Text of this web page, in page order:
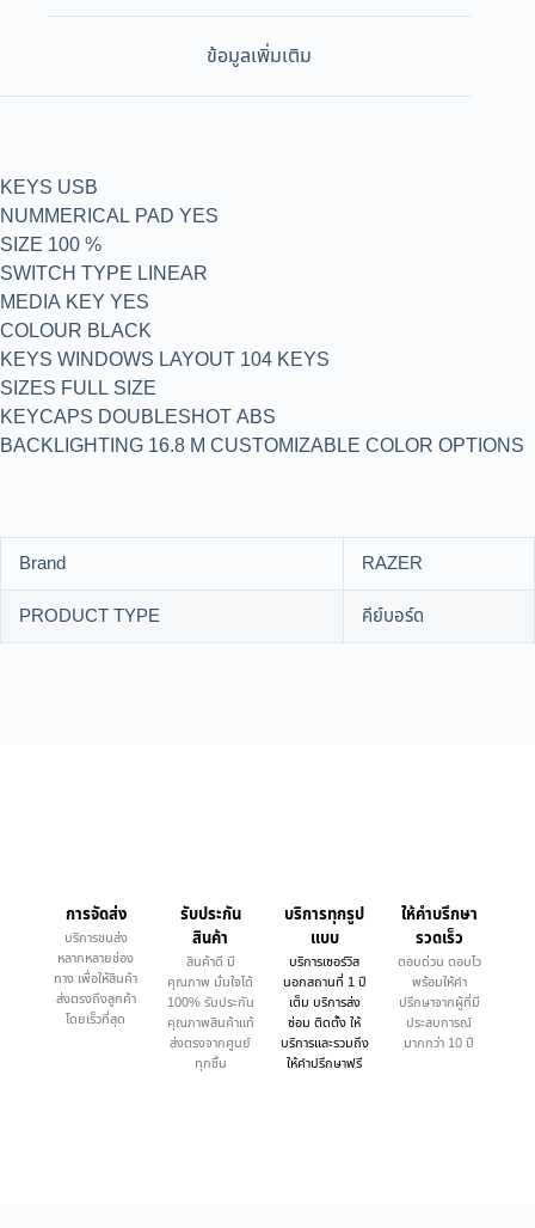
ข้อมูลเพิ่มเติม
KEYS USB
NUMMERICAL PAD YES
SIZE 100 %
SWITCH TYPE LINEAR
MEDIA KEY YES
COLOUR BLACK
KEYS WINDOWS LAYOUT 104 KEYS
SIZES FULL SIZE
KEYCAPS DOUBLESHOT ABS
BACKLIGHTING 16.8 M CUSTOMIZABLE COLOR OPTIONS
Brand
RAZER
PRODUCT TYPE
คีย์บอร์ด
การจัดส่ง
บริการขนส่ง
หลากหลายช่อง
ทาง เพื่อให้สินค้า
ส่งตรงถึงลูกค้า
โดยเร็วที่สุด
รับประกัน
สินค้า
สินค้าดี มี
คุณภาพ มั่นใจได้
100% รับประกัน
คุณภาพสินค้าแท้
ส่งตรงจากศูนย์
ทุกชิ้น
บริการทุกรูป
แบบ
บริการเซอร์วิส
นอกสถานที่ 1 ปี
เต็ม บริการส่ง
ซ่อม ติดตั้ง ให้
บริการและรวมถึง
ให้คำปรึกษาฟรี
ให้คำบรึกษา
รวดเร็ว
ตอบด่วน ตอบไว
พร้อมให้คำ
ปรึกษาจากผู้ที่มี
ประสบการณ์
มากกว่า 10 ปี